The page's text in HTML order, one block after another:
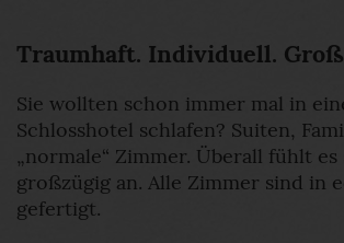
Traumhaft. Individuell.
Sie wollten schon immer mal in
Schlosshotel schlafen? Suiten,
„normale“ Zimmer. Überall fühlt es
großzügig an. Alle Zimmer sind in
gefertigt.